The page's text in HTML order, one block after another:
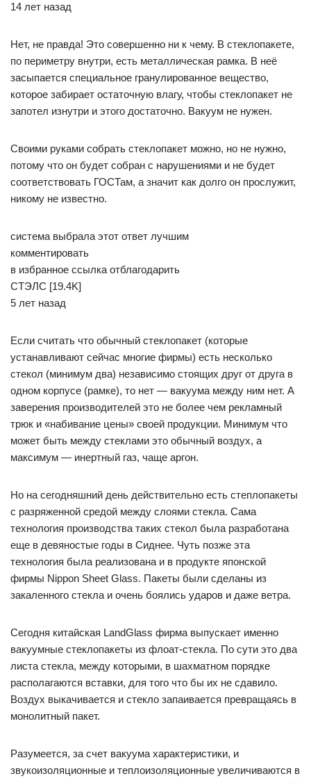
14 лет назад
Нет, не правда! Это совершенно ни к чему. В стеклопакете,
по периметру внутри, есть металлическая рамка. В неё
засыпается специальное гранулированное вещество,
которое забирает остаточную влагу, чтобы стеклопакет не
запотел изнутри и этого достаточно. Вакуум не нужен.
Своими руками собрать стеклопакет можно, но не нужно,
потому что он будет собран с нарушениями и не будет
соответствовать ГОСТам, а значит как долго он прослужит,
никому не известно.
система выбрала этот ответ лучшим
комментировать
в избранное ссылка отблагодарить
СТЭЛС [19.4K]
5 лет назад
Если считать что обычный стеклопакет (которые
устанавливают сейчас многие фирмы) есть несколько
стекол (минимум два) независимо стоящих друг от друга в
одном корпусе (рамке), то нет — вакуума между ним нет. А
заверения производителей это не более чем рекламный
трюк и «набивание цены» своей продукции. Минимум что
может быть между стеклами это обычный воздух, а
максимум — инертный газ, чаще аргон.
Но на сегодняшний день действительно есть степлопакеты
с разряженной средой между слоями стекла. Сама
технология производства таких стекол была разработана
еще в девяностые годы в Сиднее. Чуть позже эта
технология была реализована и в продукте японской
фирмы Nippon Sheet Glass. Пакеты были сделаны из
закаленного стекла и очень боялись ударов и даже ветра.
Сегодня китайская LandGlass фирма выпускает именно
вакуумные стеклопакеты из флоат-стекла. По сути это два
листа стекла, между которыми, в шахматном порядке
располагаются вставки, для того что бы их не сдавило.
Воздух выкачивается и стекло запаивается превращаясь в
монолитный пакет.
Разумеется, за счет вакуума характеристики, и
звукоизоляционные и теплоизоляционные увеличиваются в